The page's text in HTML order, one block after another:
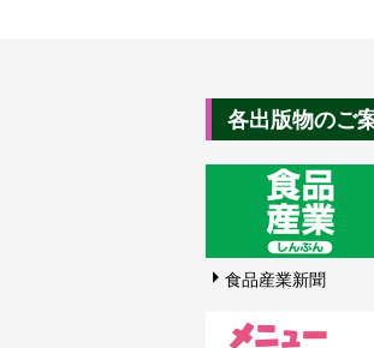
各出版物のご
食品産業新聞